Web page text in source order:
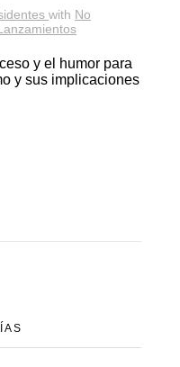
with No
y el humor para
y sus implicaciones